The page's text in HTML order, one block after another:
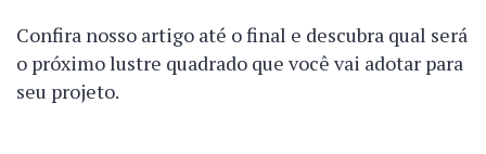
Confira nosso artigo até o final e descubra qual será
o próximo lustre quadrado que você vai adotar para
seu projeto.